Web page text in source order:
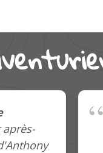
vécu en
est